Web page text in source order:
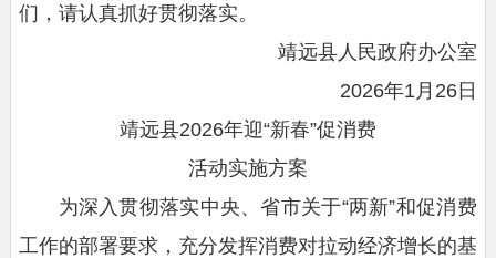
们，请认真抓好贯彻落实。
靖远县人民政府办公室
2026年1月26日
靖远县2026年迎“新春”促消费
活动实施方案
为深入贯彻落实中央、省市关于“两新”和促消费
工作的部署要求，充分发挥消费对拉动经济增长的基